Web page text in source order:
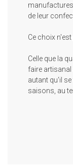
de leur
Ce choix
Celle que la
faire artisanal
autant qu'il
saisons, au